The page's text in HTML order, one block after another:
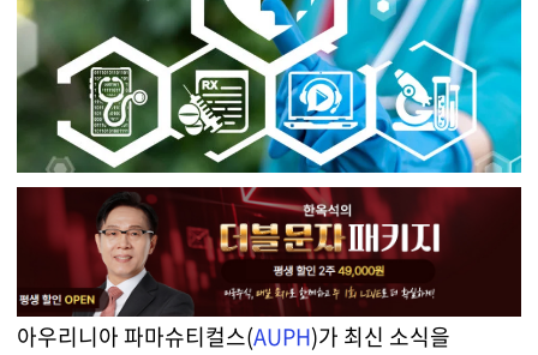
아우리니아 파마슈티컬스(AUPH)가 최신 소식을